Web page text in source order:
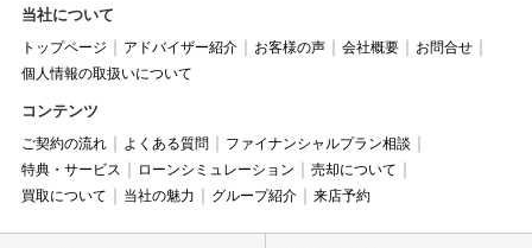
当社について
トップページ アドバイザー紹介 お客様の声 会社概要
お問合せ
個人情報の取扱いについて
コンテンツ
ご契約の流れ よくある質問
ファイナンシャルプラン相談
特典・サービス
ローンシミュレーション
売却について
買取について
当社の魅力 グループ紹介 来店予約